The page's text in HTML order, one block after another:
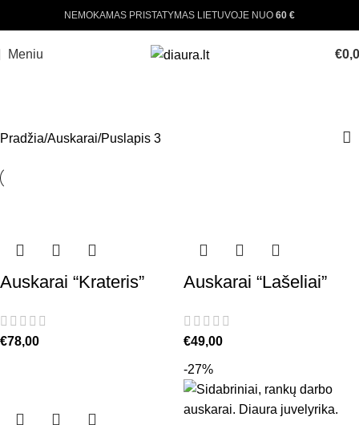
NEMOKAMAS PRISTATYMAS LIETUVOJE NUO 60 €
Meniu €
Pradžia Auskarai Puslapis 3
Auskarai “Krateris”
€78,00
Auskarai “Lašeliai”
€49,00
-27%